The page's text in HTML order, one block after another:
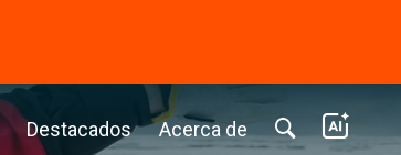
Destacados Acerca de